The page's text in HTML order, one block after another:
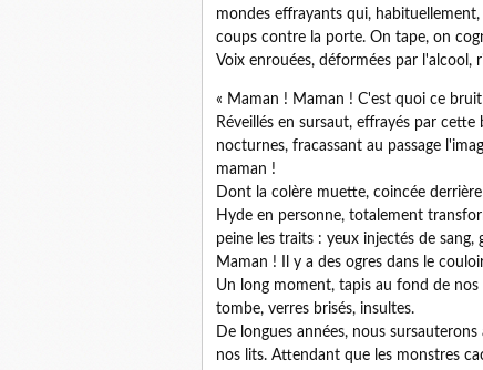
mondes effrayants qui,
coups contre la porte. On tape, on
Voix enrouées, déformées par l'alcool,
« Maman ! Maman ! C'est quoi ce
Réveillés en sursaut, effrayés par
nocturnes, fracassant au passage
maman !
Dont la colère muette, coincée
Hyde en personne, totalement
peine les traits : yeux injectés de
Maman ! Il y a des ogres dans le
Un long moment, tapis au fond de
tombe, verres brisés, insultes.
De longues années, nous
nos lits. Attendant que les monstres